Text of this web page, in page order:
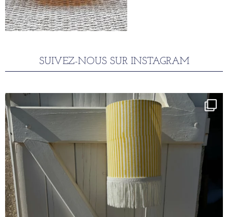
SUIVEZ-NOUS SUR INSTAGRAM